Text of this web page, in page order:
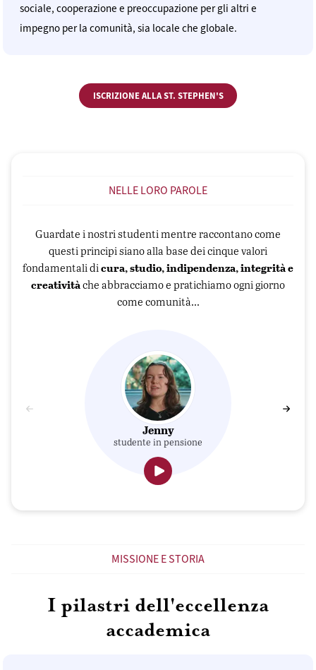
sociale, cooperazione e preoccupazione per gli altri e
impegno per la comunità, sia locale che globale.
ISCRIZIONE ALLA ST. STEPHEN'S
NELLE LORO PAROLE
Guardate i nostri studenti mentre raccontano come
questi principi siano alla base dei cinque valori
fondamentali di cura, studio, indipendenza, integrità e
creativitàche abbracciamo e pratichiamo ogni giorno
come comunità...
Jenny
studente in pensione
MISSIONE E STORIA
I pilastri dell'eccellenza
accademica